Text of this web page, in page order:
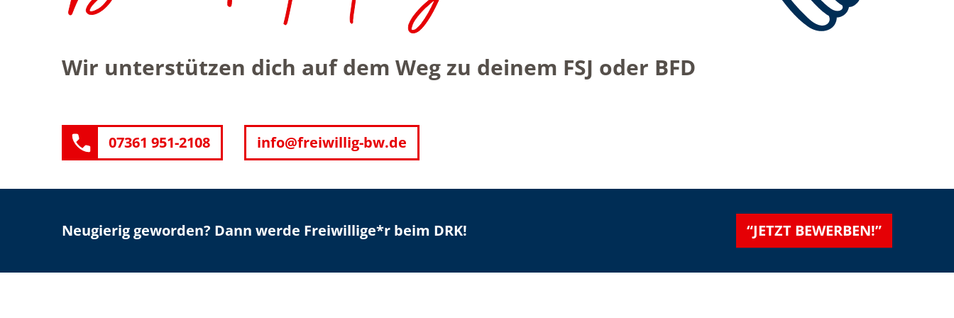
Wir unterstützen dich auf dem Weg zu deinem FSJ oder BFD
07361 951-2108 info@freiwillig-bw.de
Neugierig geworden? Dann werde Freiwillige*r beim DRK! “JETZT BEWERBEN!”